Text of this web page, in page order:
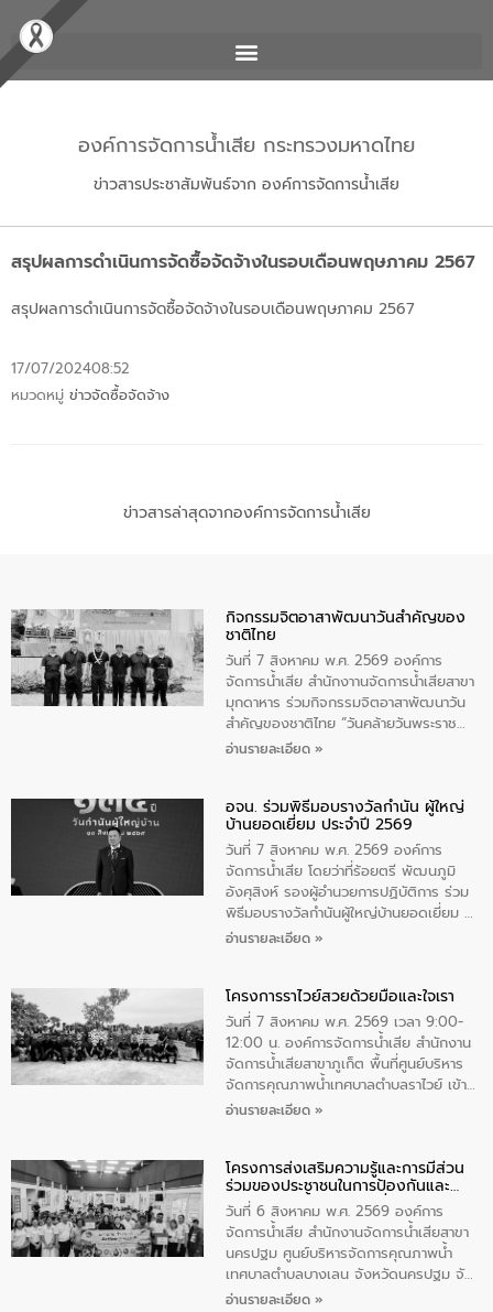
องค์การจัดการน้ำเสีย กระทรวงมหาดไทย
ข่าวสารประชาสัมพันธ์จาก องค์การจัดการน้ำเสีย
สรุปผลการดำเนินการจัดซื้อจัดจ้างในรอบเดือนพฤษภาคม 2567
สรุปผลการดำเนินการจัดซื้อจัดจ้างในรอบเดือนพฤษภาคม 2567
17/07/202408:52
หมวดหมู่ ข่าวจัดซื้อจัดจ้าง
ข่าวสารล่าสุดจากองค์การจัดการน้ำเสีย
กิจกรรมจิตอาสาพัฒนาวันสําคัญของ
ชาติไทย
วันที่ 7 สิงหาคม พ.ศ. 2569 องค์การ
จัดการน้ำเสีย สำนักงาานจัดการน้ำเสียสาขา
มุกดาหาร ร่วมกิจกรรมจิตอาสาพัฒนาวัน
สําคัญของชาติไทย “วันคล้ายวันพระราช
สมภพ สมเด็จพระนางเจ้าสิริกิติ์พระบรม
ทิพย์คำ รองผู้ว่าราชการจังหวัดมุกดาหาร
เป็นประธานในพิธี ณ เรือนจําชั่วคราวนาโสก
ตําบลนาโสก อําเภอเมืองมุกดาหาร จังหวัด
มุกดาหาร โดยในกิจกรรมได้ร่วมปลูกป่า และ
ทําความสะอาดภายในบริเวณ จัดกิจกรรม
เพื่อถวายเป็นพระราชกุศล สมเด็จพระนาง
เจ้าสิริกิติ์พระบรมราชินีนาถ พระบรมราช
อ่านรายละเอียด »
อจน. ร่วมพิธีมอบรางวัลกำนัน ผู้ใหญ่
บ้านยอดเยี่ยม ประจำปี 2569
วันที่ 7 สิงหาคม พ.ศ. 2569 องค์การ
จัดการน้ำเสีย โดยว่าที่ร้อยตรี พัฒนภูมิ
อังศุสิงห์ รองผู้อำนวยการปฏิบัติการ ร่วม
พิธีมอบรางวัลกำนันผู้ใหญ่บ้านยอดเยี่ยม ณ
ทำเนียบรัฐบาล โดยมีนายอนุทิน ชาญวีรกูล
ทองคำและประกาศเกียรติคุณให้แก่ กำนัน
ผู้ใหญ่บ้านยอดเยี่ยม พร้อมกล่าวชื่นชม ให้
โอวาท และมอบนโยบาย
อ่านรายละเอียด »
โครงการราไวย์สวยด้วยมือและใจเรา
วันที่ 7 สิงหาคม พ.ศ. 2569 เวลา 9:00-
12:00 น. องค์การจัดการน้ำเสีย สำนักงาน
จัดการน้ำเสียสาขาภูเก็ต พื้นที่ศูนย์บริหาร
จัดการคุณภาพน้ำเทศบาลตำบลราไวย์ เข้า
ร่วมโครงการราไวย์สวยด้วยมือและใจเรา
ประชาชน ตัวแทนจากโรงแรมต่างๆ ในเขต
เทศบาลตำบลราไวย์ ศูนย์บริหารจัดการ
คุณภาพน้ำเทศบาลตำบลราไวย์ นำโดยนาย
น้อย แก้วเศษ ผู้จัดการสำนักงานจัดการน้ำ
เสียสาขาภูเก็ต พร้อมด้วยเจ้าหน้าที่ จำนวน
5 คน ร่วมทำกิจกรรม ทำความสะอาด
ชายหาดและแหล่งท่องเที่ยว ณ บริเวณ
อ่านรายละเอียด »
โครงการส่งเสริมความรู้และการมีส่วน
ร่วมของประชาชนในการป้องกันและ
แก้ไขปัญหาน้ำเสียอย่างยั่งยืน
วันที่ 6 สิงหาคม พ.ศ. 2569 องค์การ
จัดการน้ำเสีย สำนักงานจัดการน้ำเสียสาขา
นครปฐม ศูนย์บริหารจัดการคุณภาพน้ำ
เทศบาลตำบลบางเลน จังหวัดนครปฐม จัด
กิจกรรมภายใต้โครงการส่งเสริมความรู้และ
อ่านรายละเอียด »